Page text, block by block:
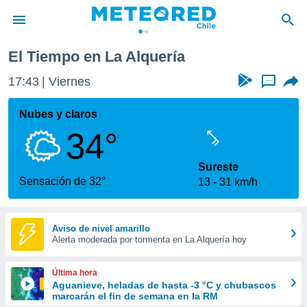
de
por
que se
calidad.
a este
las
y
forma
digital
basada
El Tiempo en La Alquería
17:43 Viernes ...
Nubes y claros
34°
Sensación de 32°
Sureste
13
31 km/h
Aviso de nivel amarillo
Alerta moderada por tormenta en La Alquería hoy
Última hora
Aguanieve, heladas de hasta -3 °C y chubascos
marcarán el fin de semana en la RM